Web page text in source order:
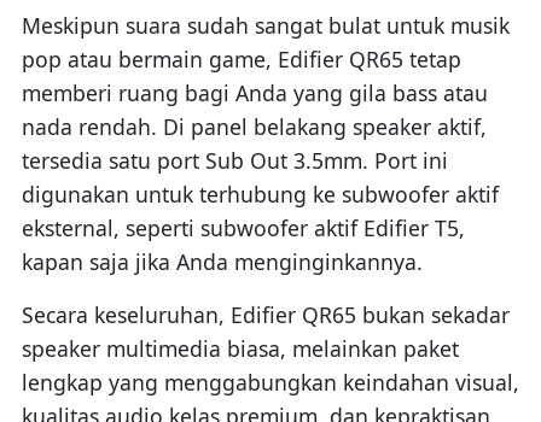
Meskipun suara sudah sangat bulat untuk musik
pop atau bermain game, Edifier QR65 tetap
memberi ruang bagi Anda yang gila bass atau
nada rendah. Di panel belakang speaker aktif,
tersedia satu port Sub Out 3.5mm. Port ini
digunakan untuk terhubung ke subwoofer aktif
eksternal, seperti subwoofer aktif Edifier T5,
kapan saja jika Anda menginginkannya.
Secara keseluruhan, Edifier QR65 bukan sekadar
speaker multimedia biasa, melainkan paket
lengkap yang menggabungkan keindahan visual,
kualitas audio kelas premium, dan kepraktisan